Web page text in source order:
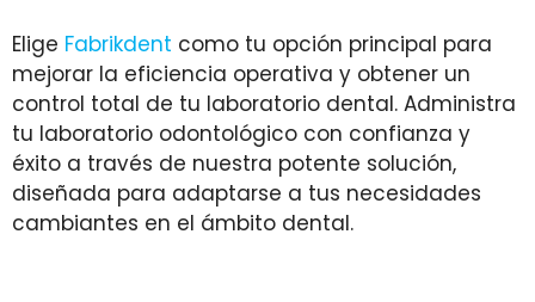
Elige Fabrikdent como tu opción principal para
mejorar la eficiencia operativa y obtener un
control total de tu laboratorio dental. Administra
tu laboratorio odontológico con confianza y
éxito a través de nuestra potente solución,
diseñada para adaptarse a tus necesidades
cambiantes en el ámbito dental.